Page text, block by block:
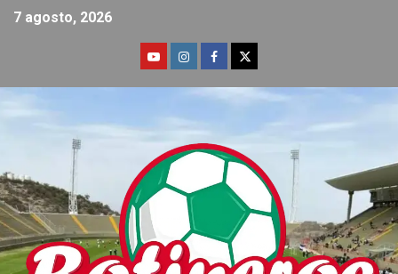
7 agosto, 2026